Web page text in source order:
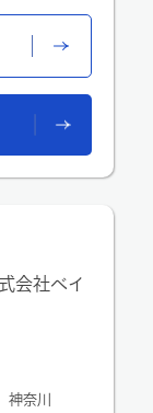
の商品管
会社ベイ
神奈川